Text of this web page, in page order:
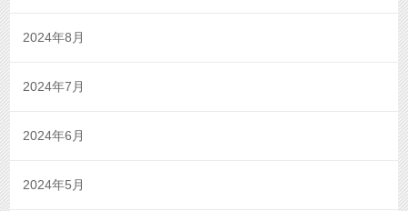
2024年8月
2024年7月
2024年6月
2024年5月